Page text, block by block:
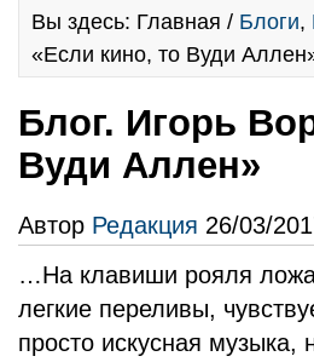
Вы здесь: Главная / Блоги,
«Если кино, то Вуди
Блог. Игорь
Вуди Аллен»
Автор Редакция 26/03/
…На клавиши рояля
легкие переливы,
просто искусная